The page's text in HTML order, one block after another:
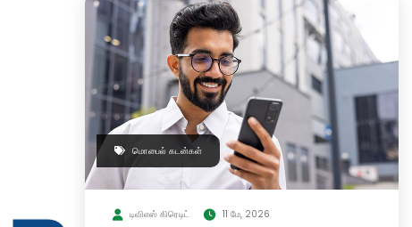
மொபைல் கடன்கள்
டிவிஎஸ் கிரெடிட் 11 மே, 2026